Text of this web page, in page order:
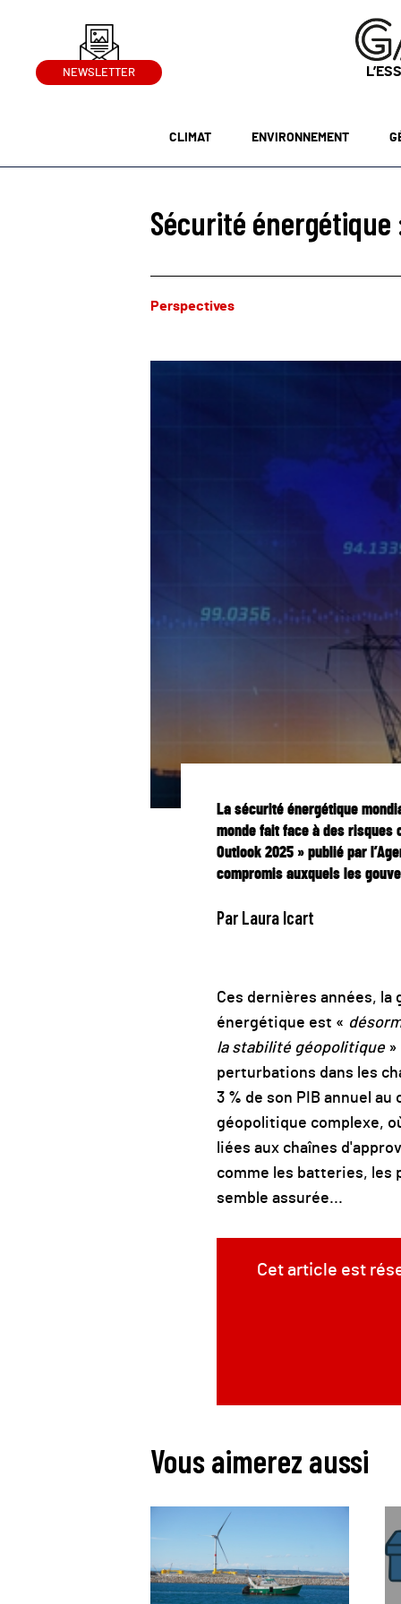
NEWSLETTER
CLIMAT ENVIRONNEMENT
Sécurité
Perspectives
La sécurité énergétique
monde fait face à des risques
Outlook 2025 » publié par
compromis auxquels les
Par Laura Icart
Ces dernières années, la
énergétique est «
la stabilité géopolitique »
perturbations dans les
3 % de son PIB annuel
géopolitique complexe,
liées aux chaînes
comme les batteries, les
semble assurée...
Cet article est
Vous aimerez aussi